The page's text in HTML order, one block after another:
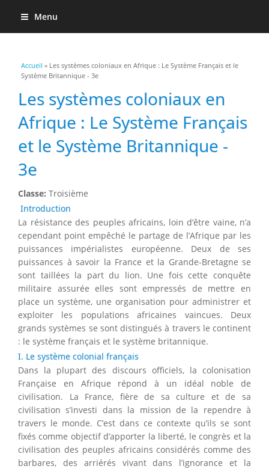
Menu
Vous êtes ici
Accueil » Les systèmes coloniaux en Afrique : Le Système Français et le
Système Britannique - 3e
Les systèmes coloniaux en
Afrique : Le Système Français
et le Système Britannique -
3e
Classe: Troisième
Introduction
La résistance des peuples africains, loin d’être vaine, n’a
cependant point empêché le partage de l’Afrique par les
puissances impérialistes européenne. Deux de ses
puissances à savoir la France et la Grande-Bretagne se
sont taillées la part du lion. Une fois cette conquête
militaire assurée elles sont empressés de mettre en
place un système, une organisation pour administrer et
exploiter les populations africaines vaincues. Deux
grands systèmes se sont distingués à travers le continent
: le système français et le système britannique.
I. Le système colonial français
Dans la plupart des discours officiels, la colonisation
Française en Afrique répond à un idéal noble de
civilisation. La France, fière de sa culture et de sa
civilisation s’investi dans la mission de la rependre à
travers le monde. C’est dans ce contexte qu’ils se sont
fixés comme objectif d’apporter la liberté, le congrès et la
civilisation des peuples africains considérés comme des
barbares, des arriérés vivant dans l’ignorance et la